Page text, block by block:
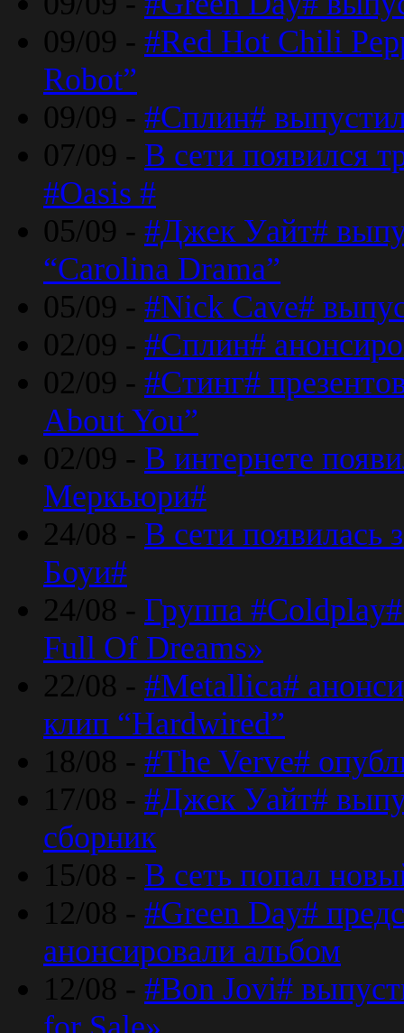
09/09 - #Red Hot Chili
Robot”
09/09 - #Сплин#
07/09 - В сети появился
#Oasis #
05/09 - #Джек Уайт#
“Carolina Drama”
05/09 - #Nick Cave#
02/09 - #Сплин#
02/09 - #Стинг#
About You”
02/09 - В интернете
Меркьюри#
24/08 - В сети появилась
Боуи#
24/08 - Группа
Full Of Dreams»
22/08 - #Metallica#
клип “Hardwired”
18/08 - #The Verve#
17/08 - #Джек Уайт#
сборник
15/08 - В сеть попал
12/08 - #Green Day#
анонсировали альбом
12/08 - #Bon Jovi#